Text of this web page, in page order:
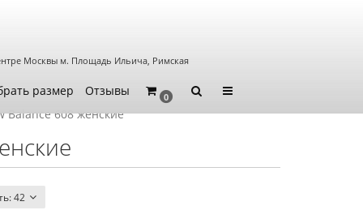
Москвы м. Площадь Ильича, Римская
размер Отзывы 0
Balance 608 женские
42